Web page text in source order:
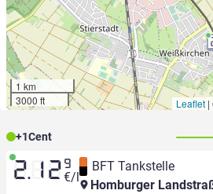
1 km
3000 ft
Leaflet |
+1Cent
2.12 9
€/l
BFT Tankstelle
Homburger